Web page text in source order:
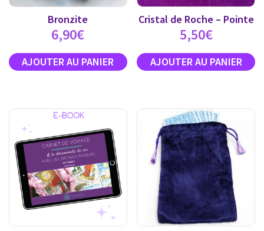
Bronzite
6,90€
Cristal de Roche – Pointe
5,50€